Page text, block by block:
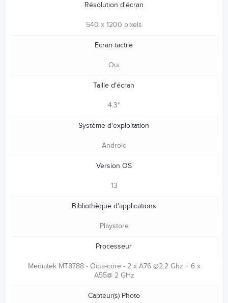
Résolution d'écran
540 x 1200 pixels
Ecran tactile
Oui
Taille d'écran
4.3''
Système d'exploitation
Android
Version OS
13
Bibliothèque d'applications
Playstore
Processeur
Mediatek MT8788 - Octa-core - 2 x A76 @2.2 Ghz + 6 x
A55@ 2 GHz
Capteur(s) Photo